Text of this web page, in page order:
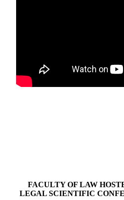
FACULTY OF LAW
LEGAL SCIENTIFIC